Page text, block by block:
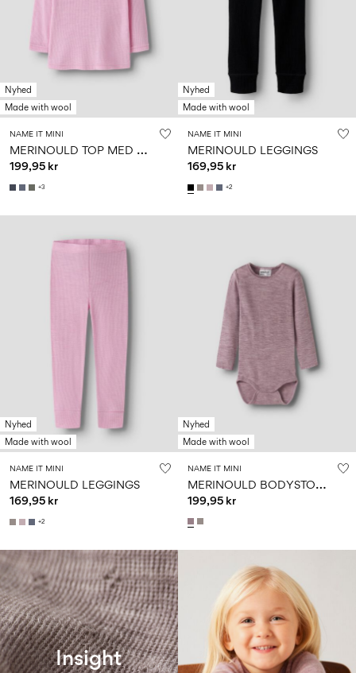
Nyhed
Made with wool
NAME IT MINI
M
ERINOULD TOP MED LANGE ÆRMER
199,95 kr
+3
Nyhed
Made with wool
NAME IT MINI
MERINOULD LEGGINGS
169,95 kr
+2
Nyhed
Made with wool
NAME IT MINI
MERINOULD LEGGINGS
169,95 kr
+2
Nyhed
Made with wool
NAME IT MINI
M
ERINOULD BODYSTOCKING
199,95 kr
Insight
W36 WOOL INSIGHT